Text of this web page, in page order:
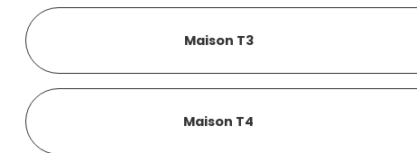
Maison T3
Maison T4